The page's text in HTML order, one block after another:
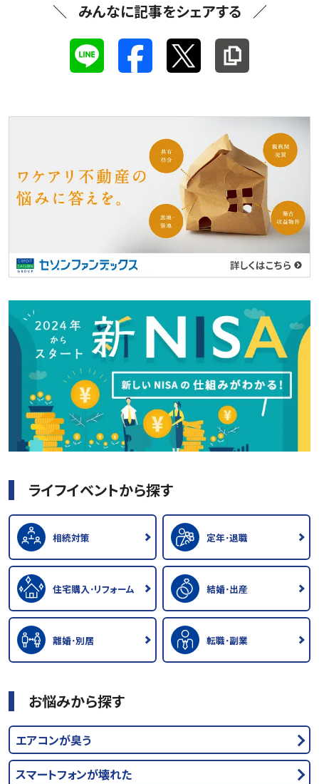
みんなに記事をシェアする
ライフイベントから探す
相続対策 定年･退職
住宅購入･リフォーム 結婚･出産
離婚･別居 転職･副業
お悩みから探す
エアコンが臭う
スマートフォンが壊れた